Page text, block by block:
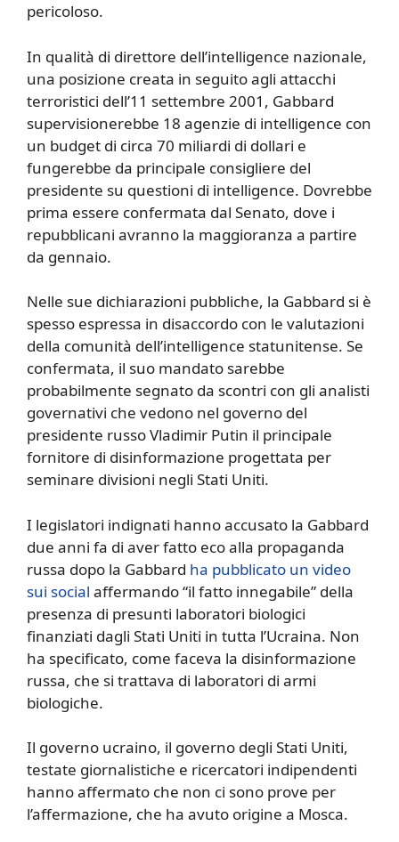
pericoloso.
In qualità di direttore dell’intelligence nazionale,
una posizione creata in seguito agli attacchi
terroristici dell’11 settembre 2001, Gabbard
supervisionerebbe 18 agenzie di intelligence con
un budget di circa 70 miliardi di dollari e
fungerebbe da principale consigliere del
presidente su questioni di intelligence. Dovrebbe
prima essere confermata dal Senato, dove i
repubblicani avranno la maggioranza a partire
da gennaio.
Nelle sue dichiarazioni pubbliche, la Gabbard si è
spesso espressa in disaccordo con le valutazioni
della comunità dell’intelligence statunitense. Se
confermata, il suo mandato sarebbe
probabilmente segnato da scontri con gli analisti
governativi che vedono nel governo del
presidente russo Vladimir Putin il principale
fornitore di disinformazione progettata per
seminare divisioni negli Stati Uniti.
I legislatori indignati hanno accusato la Gabbard
due anni fa di aver fatto eco alla propaganda
russa dopo la Gabbard ha pubblicato un video
sui social affermando “il fatto innegabile” della
presenza di presunti laboratori biologici
finanziati dagli Stati Uniti in tutta l’Ucraina. Non
ha specificato, come faceva la disinformazione
russa, che si trattava di laboratori di armi
biologiche.
Il governo ucraino, il governo degli Stati Uniti,
testate giornalistiche e ricercatori indipendenti
hanno affermato che non ci sono prove per
l’affermazione, che ha avuto origine a Mosca.